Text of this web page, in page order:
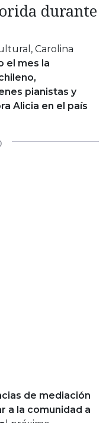
durante
Carolina
el mes la
pianistas y
Alicia en el país
de mediación
a la comunidad a